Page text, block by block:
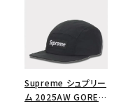
Supreme シュプリー
ム 2025AW GORE-